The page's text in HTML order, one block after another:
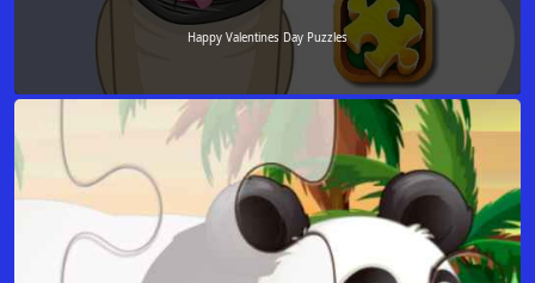
Happy Valentines Day Puzzles